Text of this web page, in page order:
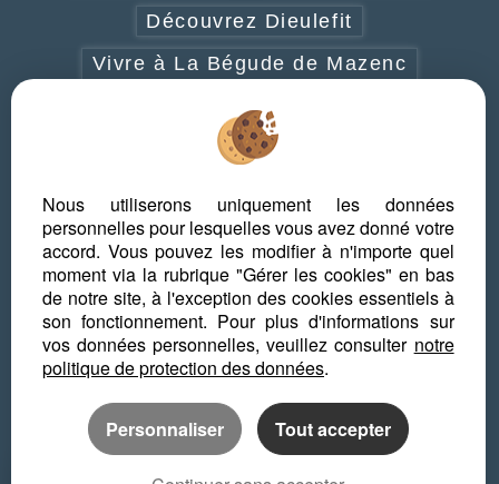
Découvrez Dieulefit
Vivre à La Bégude de Mazenc
Vivre à Grignan-Taulignan
Vivre à Cléon d'Andran
Que faire en Drôme provençale
Les plus beaux villages de la Drôme
provençale
Nous utiliserons uniquement les données
personnelles pour lesquelles vous avez donné votre
accord. Vous pouvez les modifier à n'importe quel
moment via la rubrique "Gérer les cookies" en bas
de notre site, à l'exception des cookies essentiels à
son fonctionnement. Pour plus d'informations sur
vos données personnelles, veuillez consulter notre
politique de protection des données.
Personnaliser Tout accepter